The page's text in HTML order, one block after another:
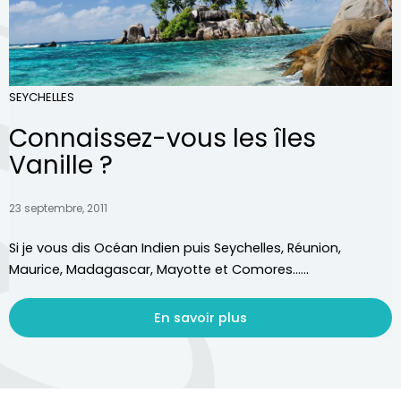
SEYCHELLES
Connaissez-vous les îles
Vanille ?
23 septembre, 2011
Si je vous dis Océan Indien puis Seychelles, Réunion,
Maurice, Madagascar, Mayotte et Comores…...
En savoir plus